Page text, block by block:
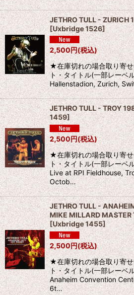
JETHRO TULL - ZURICH
[Uxbridge 1526]
2,500円(税込)
★在庫切れの場合取り寄
ト・タイトル(一部レーベ
Hallenstadion, Zurich,
JETHRO TULL - TROY
1459]
2,500円(税込)
★在庫切れの場合取り寄
ト・タイトル(一部レーベ
Live at RPI Fieldhouse,
Octob…
JETHRO TULL -
MIKE MILLARD
[Uxbridge 1455]
2,500円(税込)
★在庫切れの場合取り寄
ト・タイトル(一部レーベ
Anaheim Convention
6t…